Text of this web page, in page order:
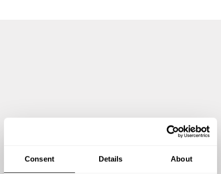
Consent Details About